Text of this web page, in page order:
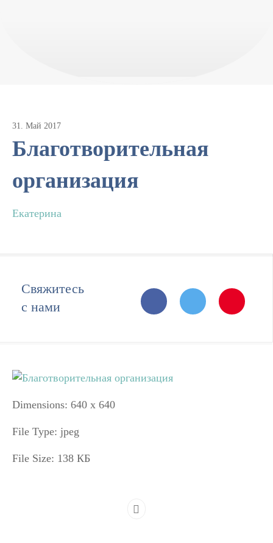
31. Май 2017
Благотворительная
организация
Екатерина
Свяжитесь
с нами
Dimensions: 640 x 640
File Type: jpeg
File Size: 138 КБ